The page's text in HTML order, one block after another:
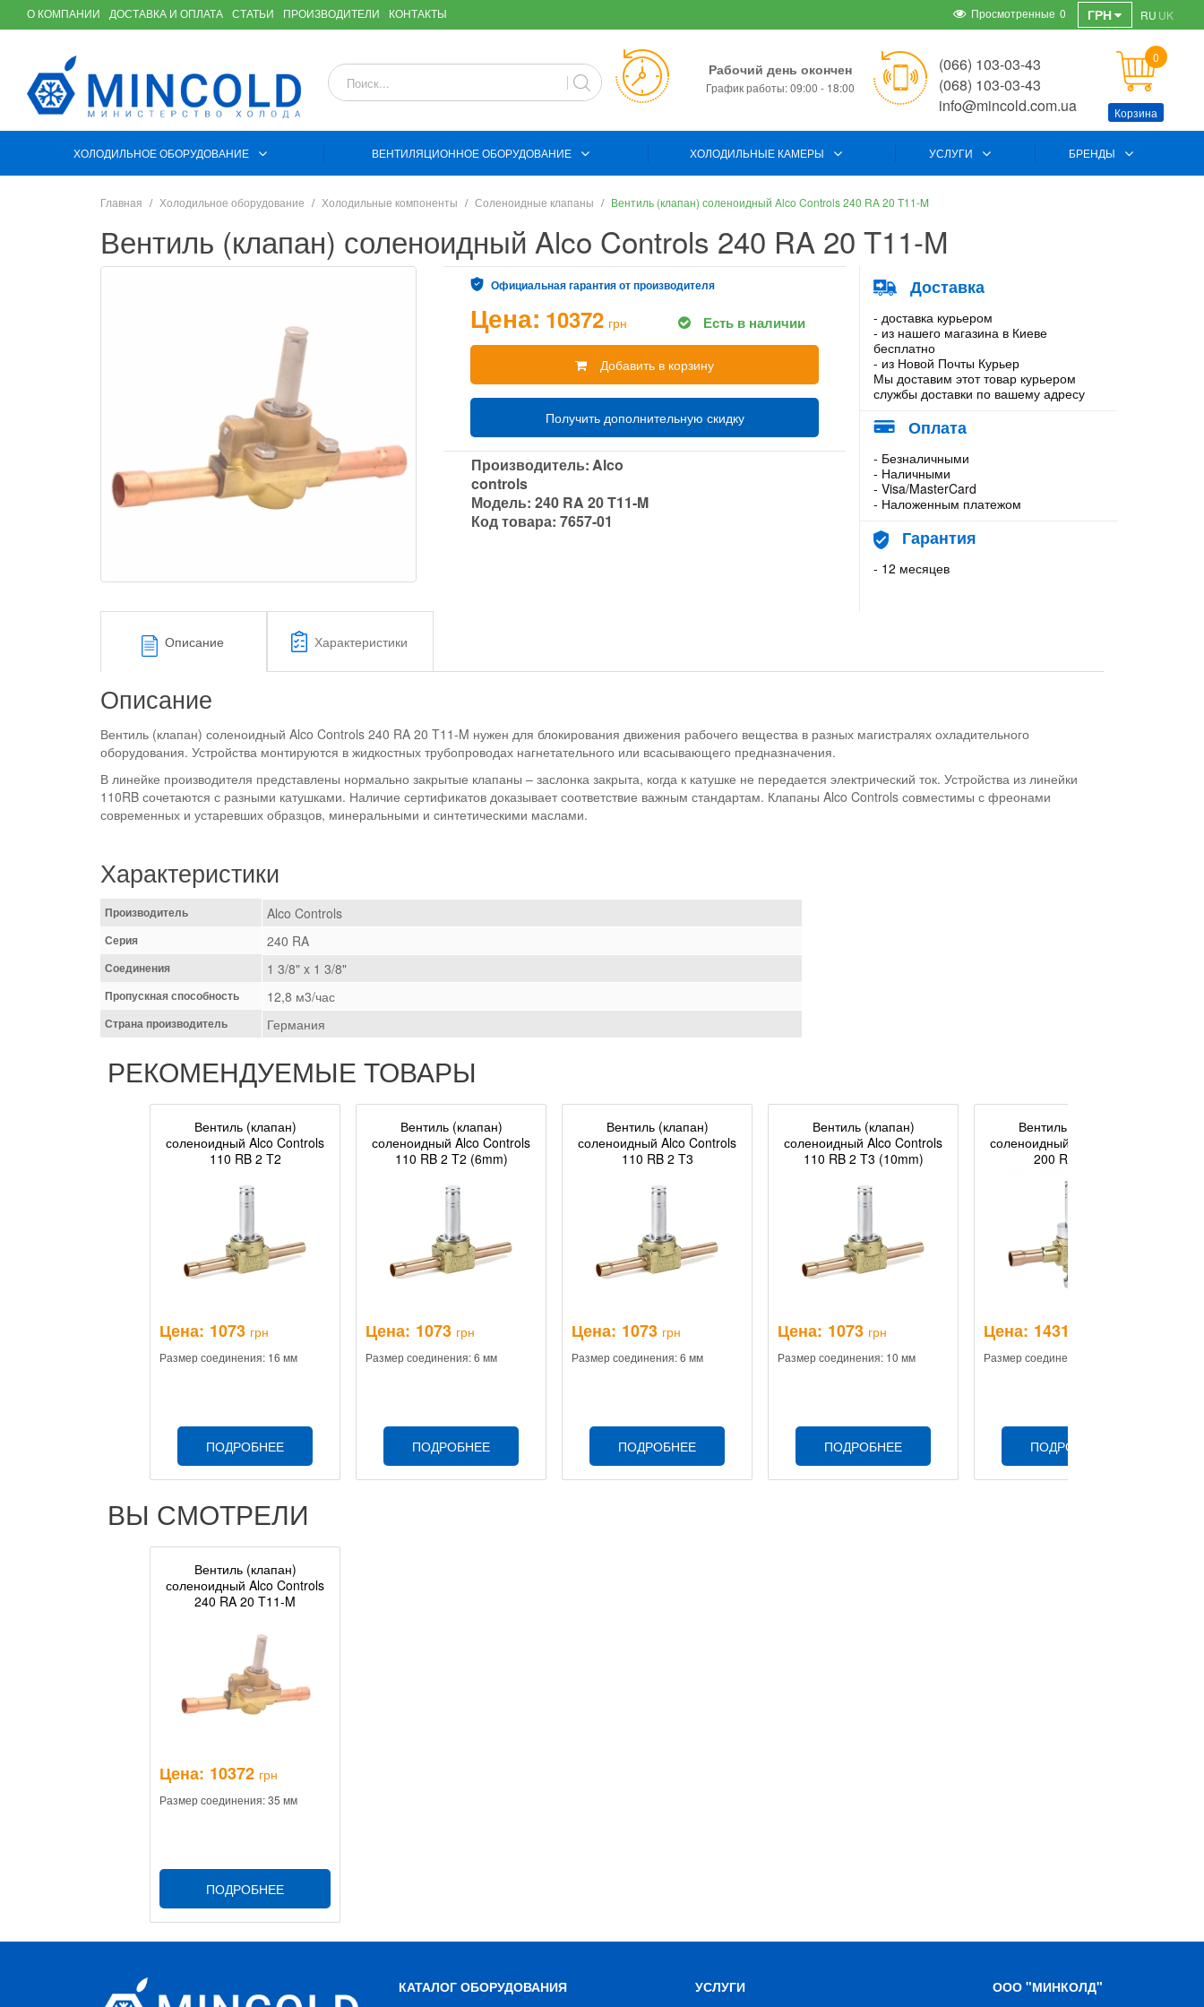
О КОМПАНИИ ДОСТАВКА И ОПЛАТА СТАТЬИ ПРОИЗВОДИТЕЛИ КОНТАКТЫ ГРН RU UK
Просмотренные 0
Рабочий день окончен
График работы: 09:00 - 18:00
(066) 103-03-43
(068) 103-03-43
info@mincold.com.ua
0
Корзина
ХОЛОДИЛЬНОЕ ОБОРУДОВАНИЕ ВЕНТИЛЯЦИОННОЕ ОБОРУДОВАНИЕ ХОЛОДИЛЬНЫЕ КАМЕРЫ УСЛУГИ БРЕНДЫ
Главная Холодильное оборудование Холодильные компоненты Соленоидные клапаны Вентиль (клапан) соленоидный Alco Controls 240 RA 20 T11-M
Вентиль (клапан) соленоидный Alco Controls 240 RA 20 T11-M
Официальная гарантия от производителя
Цена: 10372 грн Есть в наличии
Добавить в корзину
Получить дополнительную скидку
Производитель:Alco
controls
Модель:240 RA 20 T11-M
Код товара:7657-01
Доставка
- доставка курьером
- из нашего магазина в Киеве
бесплатно
- из Новой Почты Курьер
Мы доставим этот товар курьером
службы доставки по вашему адресу
Оплата
- Безналичными
- Наличными
- Visa/MasterCard
- Наложенным платежом
Гарантия
- 12 месяцев
Описание Характеристики
Описание
Вентиль (клапан) соленоидный Alco Controls 240 RA 20 T11-M нужен для блокирования движения рабочего вещества в разных магистралях охладительного
оборудования. Устройства монтируются в жидкостных трубопроводах нагнетательного или всасывающего предназначения.
В линейке производителя представлены нормально закрытые клапаны – заслонка закрыта, когда к катушке не передается электрический ток. Устройства из линейки
110RB сочетаются с разными катушками. Наличие сертификатов доказывает соответствие важным стандартам. Клапаны Alco Controls совместимы с фреонами
современных и устаревших образцов, минеральными и синтетическими маслами.
Характеристики
Производитель Alco Controls
Серия 240 RA
Соединения 1 3/8" x 1 3/8"
Пропускная способность 12,8 м3/час
Страна производитель Германия
РЕКОМЕНДУЕМЫЕ ТОВАРЫ
Вентиль (клапан)
соленоидный Alco Controls
110 RB 2 T2
Цена: 1073 грн
Размер соединения: 16 мм
ПОДРОБНЕЕ
Вентиль (клапан)
соленоидный Alco Controls
110 RB 2 T2 (6mm)
Цена: 1073 грн
Размер соединения: 6 мм
ПОДРОБНЕЕ
Вентиль (клапан)
соленоидный Alco Controls
110 RB 2 T3
Цена: 1073 грн
Размер соединения: 6 мм
ПОДРОБНЕЕ
Вентиль (клапан)
соленоидный Alco Controls
110 RB 2 T3 (10mm)
Цена: 1073 грн
Размер соединения: 10 мм
ПОДРОБНЕЕ
Вентиль (клапан)
соленоидный Alco Controls
200 RB 3 T3
Цена: 1431
Размер соединения: 10 мм
ПОДРОБНЕЕ
ВЫ СМОТРЕЛИ
Вентиль (клапан)
соленоидный Alco Controls
240 RA 20 T11-M
Цена: 10372 грн
Размер соединения: 35 мм
ПОДРОБНЕЕ
КАТАЛОГ ОБОРУДОВАНИЯ УСЛУГИ ООО "МИНКОЛД"